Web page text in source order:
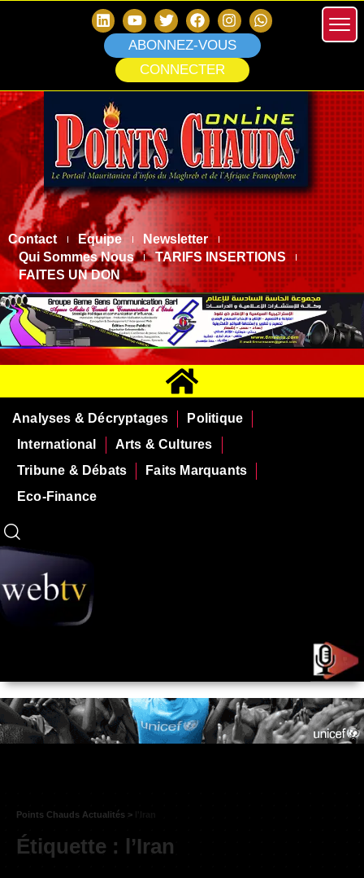
ABONNEZ-VOUS
CONNECTER
Contact Equipe
Newsletter
Qui Sommes Nous
TARIFS INSERTIONS
FAITES UN DON
Analyses & Décryptages
Politique
International
Arts & Cultures
Tribune & Débats
Faits Marquants
Eco-Finance
Points Chauds Actualités >
Étiquette : l’Iran